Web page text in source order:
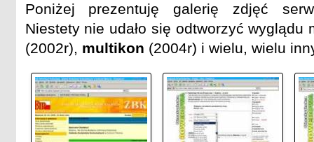
Poniżej prezentuję galerię zdjęć
Niestety nie udało się odtworzyć wyglądu
(2002r), multikon (2004r) i wielu, wielu